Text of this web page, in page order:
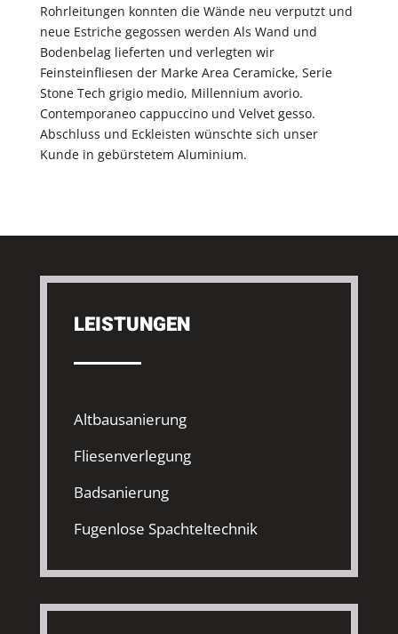
Rohrleitungen konnten die Wände neu verputzt und
neue Estriche gegossen werden Als Wand und
Bodenbelag lieferten und verlegten wir
Feinsteinfliesen der Marke Area Ceramicke, Serie
Stone Tech grigio medio, Millennium avorio.
Contemporaneo cappuccino und Velvet gesso.
Abschluss und Eckleisten wünschte sich unser
Kunde in gebürstetem Aluminium.
LEISTUNGEN
Altbausanierung
Fliesenverlegung
Badsanierung
Fugenlose Spachteltechnik